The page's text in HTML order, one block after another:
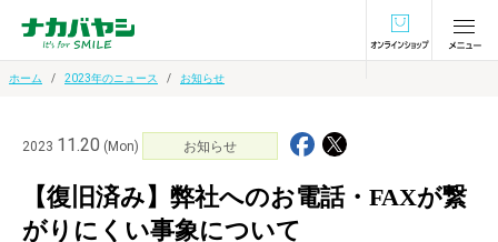
オンラインショ
ホーム 2023年のニュース お知らせ
2023 11.20 (Mon) お知らせ
【復旧済み】弊社へのお電話・FAXが繋
がりにくい事象について